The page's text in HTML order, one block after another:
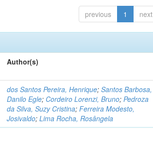
previous 1 next
Author(s)
dos Santos Pereira, Henrique;Santos Barbosa,
Danilo Egle; Cordeiro Lorenzi, Bruno;Pedroza
da Silva, Suzy Cristina;Ferreira Modesto,
Josivaldo;Lima Rocha, Rosângela